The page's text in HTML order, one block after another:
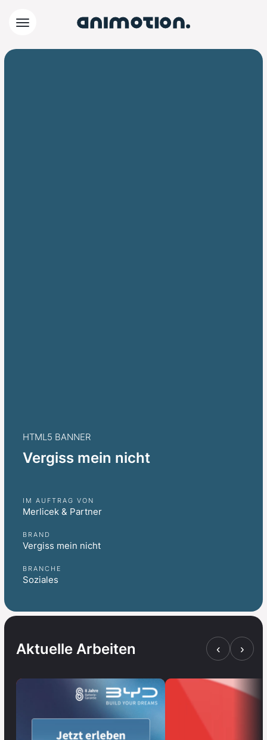
HTML5 BANNER
Vergiss mein nicht
IM AUFTRAG VON
Merlicek & Partner
BRAND
Vergiss mein nicht
BRANCHE
Soziales
Aktuelle Arbeiten ‹ ›